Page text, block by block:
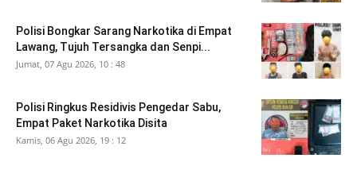
Polisi Bongkar Sarang Narkotika di Empat
Lawang, Tujuh Tersangka dan Senpi...
Jumat, 07 Agu 2026, 10 : 48
Polisi Ringkus Residivis Pengedar Sabu,
Empat Paket Narkotika Disita
Kamis, 06 Agu 2026, 19 : 12